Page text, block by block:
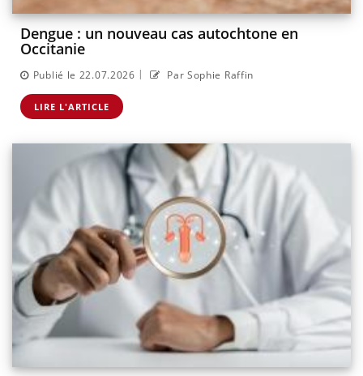
Dengue : un nouveau cas autochtone en
Occitanie
Publié le 22.07.2026 | Par Sophie Raffin
LIRE L'ARTICLE